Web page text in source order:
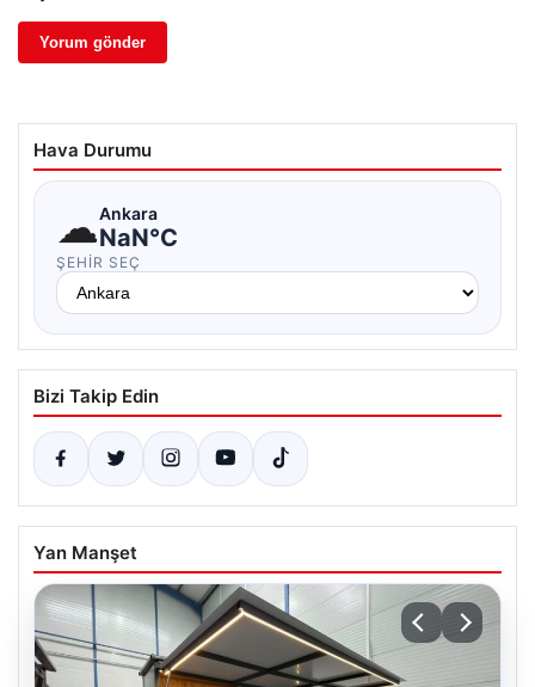
Hava Durumu
☁Ankara
NaN°C
ŞEHIR SEÇ
Bizi Takip Edin
Yan Manşet